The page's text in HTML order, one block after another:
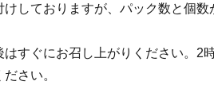
しておりますが、パック数と個数
すぐにお召し上がりください。2
さい。